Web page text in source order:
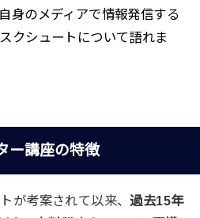
身のメディアで情報発信する
クシュートについて語れま
ー講座の特徴
が考案されて以来、過去15年